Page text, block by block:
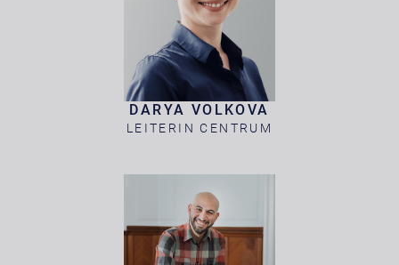
DARYA VOLKOVA
LEITERIN CENTRUM